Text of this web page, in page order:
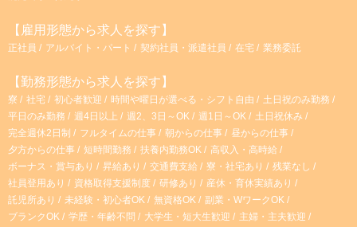
【雇用形態から求人を探す】
正社員 アルバイト・パート 契約社員・派遣社員 在宅 業務委託
【勤務形態から求人を探す】
寮 社宅 初心者歓迎 時間や曜日が選べる・シフト自由
土日祝のみ勤務
平日のみ勤務
週4日以上 週2、3日～OK 週1日～OK
土日祝休み
完全週休2日制
フルタイムの仕事 朝からの仕事
昼からの仕事
夕方からの仕事
短時間勤務 扶養内勤務OK
高収入・高時給
ボーナス・賞与あり
昇給あり 交通費支給 寮・社宅あり
残業なし
社員登用あり
資格取得支援制度 研修あり
産休・育休実績あり
託児所あり
未経験・初心者OK 無資格OK
副業・WワークOK
ブランクOK
学歴・年齢不問 大学生・短大生歓迎
主婦・主夫歓迎